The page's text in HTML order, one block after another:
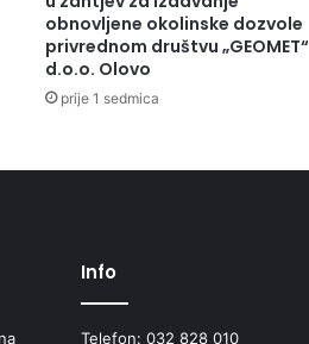
obnovljene okolinske dozvole
privrednom društvu „GEOMET“
d.o.o. Olovo
prije 1 sedmica
Info
Telefon: 032 828 010